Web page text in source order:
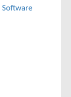
Software